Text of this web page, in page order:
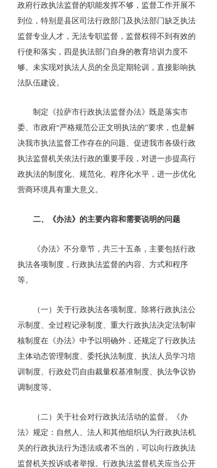
政府行政执法监督的职能发挥不够，监督工作开展不
到位，特别是县区司法行政部门及执法部门缺乏执法
监督专业人才，无法专职监督，监督权得不到有效的
行使和落实，四是执法部门自身的教育培训力度不
够。未实现对执法人员的全员定期轮训，直接影响执
法队伍建设。
制定《拉萨市行政执法监督办法》既是落实市
委、市政府“严格规范公正文明执法的”要求，也是解
决我市执法监督工作存在的问题、促进我市各级行政
执法监督机关依法行政的重要手段，对进一步提高行
政执法的制度化、规范化、程序化水平，进一步优化
营商环境具有重大意义。
二、《办法》的主要内容和需要说明的问题
《办法》不分章节，共三十五条，主要包括行政
执法各项制度，行政执法监督的内容、方式和程序
等。
（一）关于行政执法各项制度。除将行政执法公
示制度、全过程记录制度、重大行政执法决定法制审
核制度在《办法》中予以明确外，还规定了行政执法
主体动态管理制度、委托执法制度、执法人员学习培
训制度、行政处罚自由裁量权基准制度、执法争议协
调制度等。
（二）关于社会对行政执法活动的监督。《办
法》规定：自然人、法人和其他组织认为行政执法机
关的行政执法行为违法或者不当的，可以向行政执法
监督机关投诉或者举报。行政执法监督机关应当公开